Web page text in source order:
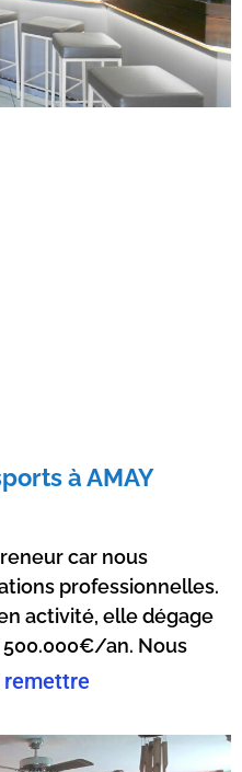
à AMAY
car nous
professionnelles.
activité, elle dégage
500.000€/an. Nous
remettre